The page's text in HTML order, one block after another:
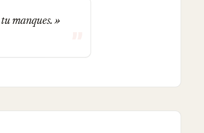
manques.